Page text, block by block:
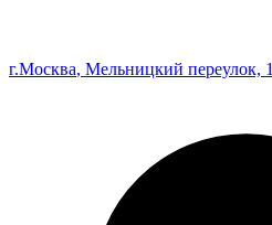
г.Москва, Мельницкий переулок, 1